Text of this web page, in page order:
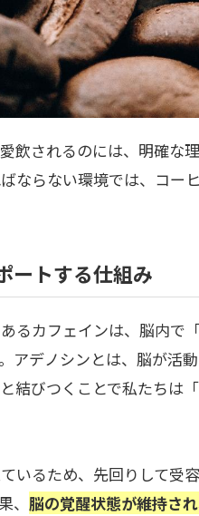
飲されるのには、明確な
ならない環境では、コー
ートする仕組み
るカフェインは、脳内で
アデノシンとは、脳が活
結びつくことで私たちは
いるため、先回りして受
、 脳の覚醒状態が維持さ